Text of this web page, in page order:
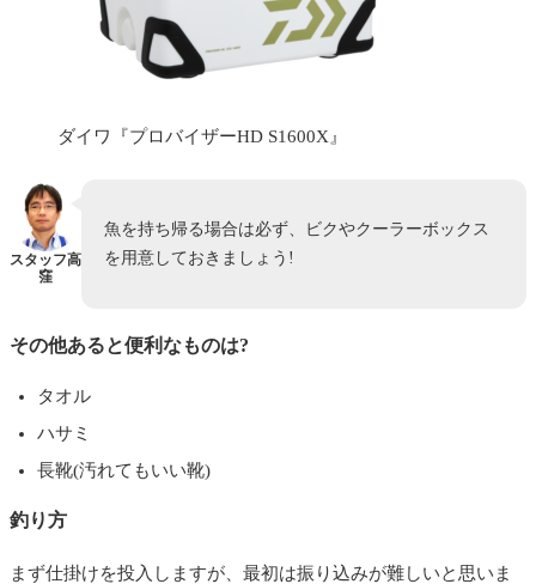
ダイワ『プロバイザーHD S1600X』
スタッフ高
窪
魚を持ち帰る場合は必ず、ビクやクーラーボックス
を用意しておきましょう!
その他あると便利なものは?
タオル
ハサミ
長靴(汚れてもいい靴)
釣り方
まず仕掛けを投入しますが、最初は振り込みが難しいと思いま